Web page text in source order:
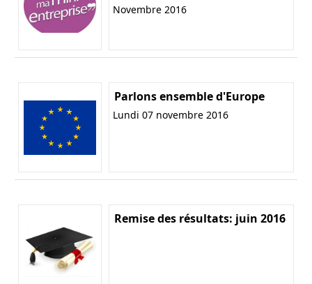
Novembre 2016
Parlons ensemble d'Europe
Lundi 07 novembre 2016
Remise des résultats: juin 2016